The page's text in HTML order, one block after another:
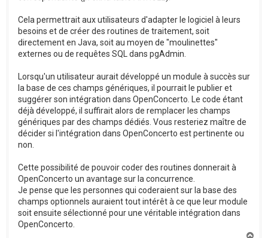
Cela permettrait aux utilisateurs d'adapter le logiciel à leurs
besoins et de créer des routines de traitement, soit
directement en Java, soit au moyen de "moulinettes"
externes ou de requêtes SQL dans pgAdmin.
Lorsqu'un utilisateur aurait développé un module à succès sur
la base de ces champs génériques, il pourrait le publier et
suggérer son intégration dans OpenConcerto. Le code étant
déjà développé, il suffirait alors de remplacer les champs
génériques par des champs dédiés. Vous resteriez maître de
décider si l'intégration dans OpenConcerto est pertinente ou
non.
Cette possibilité de pouvoir coder des routines donnerait à
OpenConcerto un avantage sur la concurrence.
Je pense que les personnes qui coderaient sur la base des
champs optionnels auraient tout intérêt à ce que leur module
soit ensuite sélectionné pour une véritable intégration dans
OpenConcerto.